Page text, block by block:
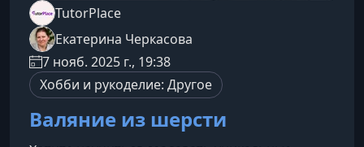
TutorPlace
Екатерина Черкасова
7 нояб. 2025 г., 19:38
Хобби и рукоделие: Другое
Валяние из шерсти